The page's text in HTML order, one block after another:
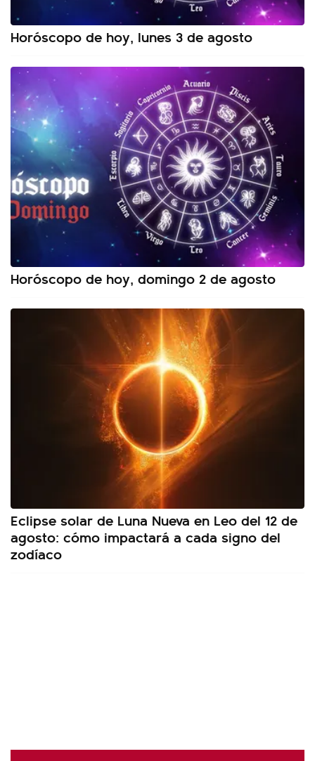
Horóscopo de hoy, lunes 3 de agosto
Horóscopo de hoy, domingo 2 de agosto
Eclipse solar de Luna Nueva en Leo del 12 de
agosto: cómo impactará a cada signo del
zodíaco